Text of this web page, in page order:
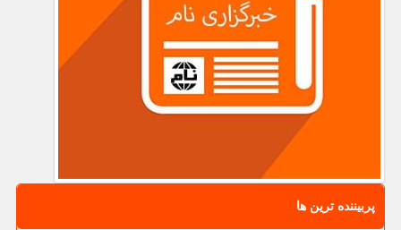
پربیننده ترین ها